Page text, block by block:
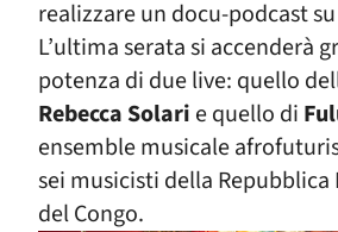
realizzare un docu-podcast
L’ultima serata si accenderà
potenza di due live: quello
Rebecca Solari e quello di
ensemble musicale
sei musicisti della
del Congo.